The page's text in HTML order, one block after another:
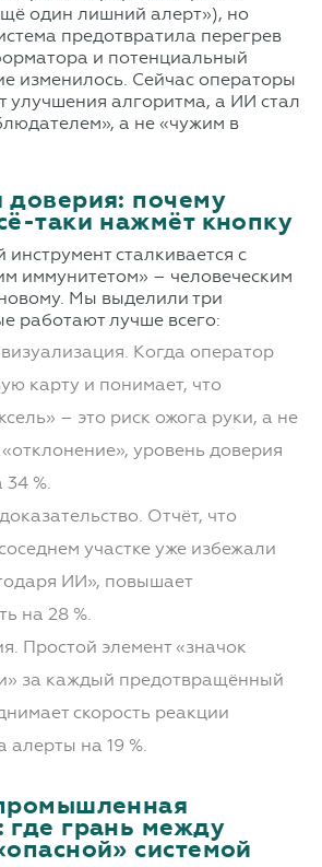
один лишний алерт»), но
предотвратила перегрев
и потенциальный
изменилось. Сейчас операторы
улучшения алгоритма, а ИИ стал
а не «чужим в
доверия: почему
таки нажмёт кнопку
сталкивается с
иммунитетом» – человеческим
Мы выделили три
работают лучше всего:
Когда оператор
карту и понимает, что
– это риск ожога руки, а не
уровень доверия
34 %.
Отчёт, что
участке уже избежали
ИИ», повышает
на 28 %.
Простой элемент «значок
за каждый предотвращённый
скорость реакции
алерты на 19 %.
где грань между
системой